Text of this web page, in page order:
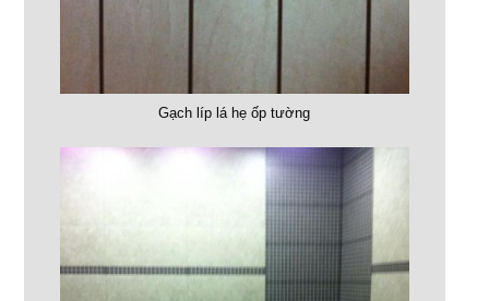
Gạch líp lá hẹ ốp tường